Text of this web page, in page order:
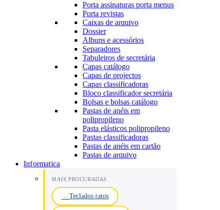
Porta assinaturas porta menus
Porta revistas
Caixas de arquivo
Dossier
Albuns e acessórios
Separadores
Tabuleiros de secretária
Capas catálogo
Capas de projectos
Capas classificadoras
Bloco classificador secretária
Bolsas e bolsas catálogo
Pastas de anéis em
polipropileno
Pasta elásticos polipropileno
Pastas classificadoras
Pastas de anéis em cartão
Pastas de arquivo
Informatica
MAIS PROCURADAS
Teclados ratos